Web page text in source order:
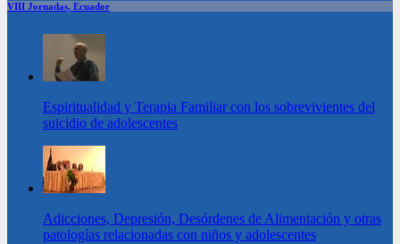
VIII Jornadas, Ecuador
Espiritualidad y Terapia Familiar con los sobrevivientes del
suicidio de adolescentes
Adicciones, Depresión, Desórdenes de Alimentación y otras
patologías relacionadas con niños y adolescentes